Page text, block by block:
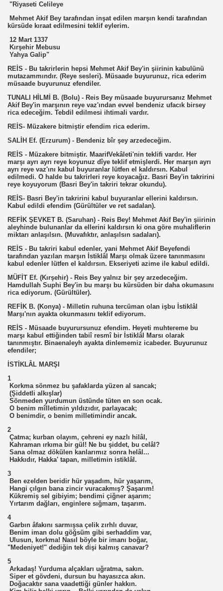
"Riyaseti Celileye
Mehmet Akif Bey tarafından inşat edilen marşın kendi tarafından
kürsüde kıraat edilmesini teklif eylerim.
12 Mart 1337
Kırşehir Mebusu
Yahya Galip"
REİS - Bu takrirlerin hepsi Mehmet Akif Bey'in şiirinin kabulünü
mutazammındır. (Reye sesleri). Müsaade buyurunuz, rica ederim
müsaade buyurunuz efendiler.
TUNALI HİLMİ B. (Bolu) - Reis Bey müsaade buyurursanız Mehmet
Akif Bey'in marşının reye vaz'ından evvel bendeniz ufacık birsey
rica edeceğim. Tebdil edilmesi ihtimali vardır.
REİS- Müzakere bitmiştir efendim rica ederim.
SALİH Ef. (Erzurum) - Bendeniz bîr şey arzedeceğim.
REİS - Müzakere bitmiştir. MaarifVekâleti'nin teklifi vardır. Her
marşı ayrı ayrı reye koyunuz dîye teklif etmişlerdi. Her marşın ayrı
ayrı reye vaz'ını kabul buyuranlar lütfen el kaldırsın. Kabul
edilmedi. O halde bu takrirleri reye koyacağız. Basri Bey'in takririni
reye koyuyorum (Basri Bey'in takriri tekrar okundu).
REİS- Basri Bey'in takririni kabul buyuranlar ellerini kaldırsın.
Kabul edildi efendim (Gürültüler ve ret sadalan).
REFİK ŞEVKET B. (Saruhan) - Reis Bey! Mehmet Akif Bey'in şiirinin
aleyhinde bulunanlar da ellerini kaldırsın ki ona göre muhaliflerin
miktarı anlaşılsın. (Muvafıktır, anlaşılsın sadaları).
REİS - Bu takriri kabul edenler, yani Mehmet Akif Beyefendi
tarafından yazılan marşın İstiklâl Marşı olmak üzere tanınmasını
kabul edenler lütfen el kaldırsın. Ekseriyeti azime ile kabul edildi.
MÜFİT Ef. (Kırşehir) - Reis Bey yalnız bir şey arzedeceğim.
Hamdullah Suphi Bey'in bu marşı bu kürsüden bir daha okumasını
rica ediyorum. (Gürültüler).
REFİK B. (Konya) - Milletin ruhuna tercüman olan işbu İstiklâl
Marşı'nın ayakta okunmasını teklif ediyorum.
REİS - Müsaade buyurursunuz efendim. Heyeti muhtereme bu
marşı kabul ettiğinden tabiî resmî bir İstiklâl Marsı olarak
tanınmıştır. Binaenaleyh ayakta dinlememiz icabeder. Buyurunuz
efendiler;
İSTİKLÂL MARŞI
1
Korkma sönmez bu şafaklarda yüzen al sancak;
(Şiddetli alkışlar)
Sönmeden yurdumun üstünde tüten en son ocak.
O benim mîlletimin yıldızıdır, parlayacak;
O benimdir, o benim milletimindir ancak.
2
Çatma; kurban olayım, çehreni ey nazlı hilâl,
Kahraman ırkıma bir gül! Ne bu şiddet, bu celâl?
Sana olmaz dökülen kanlarımız sonra helâl...
Hakkıdır, Hakka' tapan, milletimin istiklâl.
3
Ben ezelden beridir hür yaşadım, hür yaşarım,
Hangi çılgın bana zincir vuracakmış? Şaşarım!
Kükremiş sel gibiyim; bendimi çiğner aşarım;
Yırtarım dağları, enginlere sığmam, taşarım.
4
Garbın âfakını sarmışsa çelik zırhlı duvar,
Benim iman dolu göğsüm gibi serhaddim var,
Ulusun, korkma! Nasıl böyle bir imanı boğar,
"Medeniyet!" dediğin tek dişi kalmış canavar?
5
Arkadaş! Yurduma alçakları uğratma, sakın.
Siper et gövdeni, dursun bu hayasızca akın.
Doğacaktır sana vaadettiği günler hakkın.